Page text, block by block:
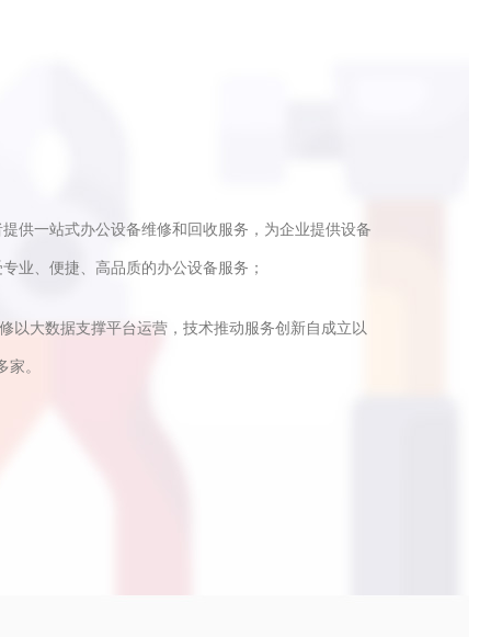
供一站式办公设备维修和回收服务，为企业提供设备
业、便捷、高品质的办公设备服务；
以大数据支撑平台运营，技术推动服务创新自成立以
。